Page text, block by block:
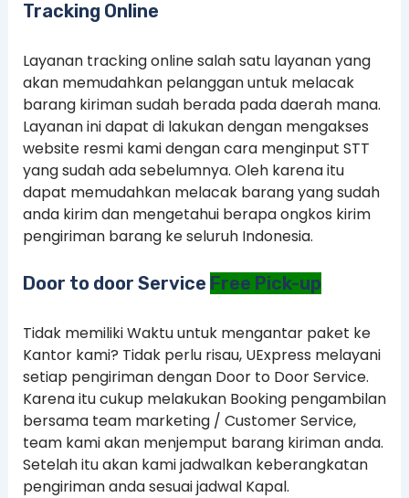
Tracking Online
Layanan tracking online salah satu layanan yang
akan memudahkan pelanggan untuk melacak
barang kiriman sudah berada pada daerah mana.
Layanan ini dapat di lakukan dengan mengakses
website resmi kami dengan cara menginput STT
yang sudah ada sebelumnya. Oleh karena itu
dapat memudahkan melacak barang yang sudah
anda kirim dan mengetahui berapa ongkos kirim
pengiriman barang ke seluruh Indonesia.
Door to door Service Free Pick-up
Tidak memiliki Waktu untuk mengantar paket ke
Kantor kami? Tidak perlu risau, UExpress melayani
setiap pengiriman dengan Door to Door Service.
Karena itu cukup melakukan Booking pengambilan
bersama team marketing / Customer Service,
team kami akan menjemput barang kiriman anda.
Setelah itu akan kami jadwalkan keberangkatan
pengiriman anda sesuai jadwal Kapal.